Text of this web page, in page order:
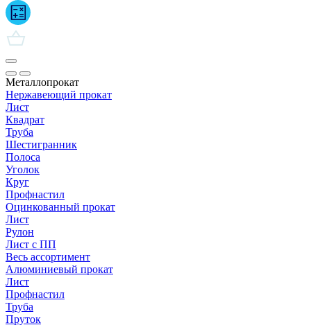
Металлопрокат
Нержавеющий прокат
Лист
Квадрат
Труба
Шестигранник
Полоса
Уголок
Круг
Профнастил
Оцинкованный прокат
Лист
Рулон
Лист с ПП
Весь ассортимент
Алюминиевый прокат
Лист
Профнастил
Труба
Пруток